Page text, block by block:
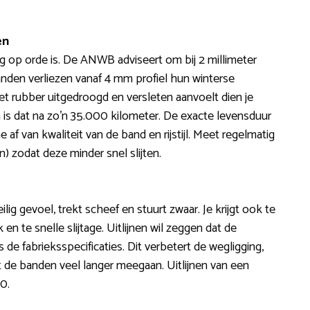
orde is. De ANWB adviseert om bij 2 millimeter
verliezen vanaf 4 mm profiel hun winterse
rubber uitgedroogd en versleten aanvoelt dien je
dat na zo’n 35.000 kilometer. De exacte levensduur
van kwaliteit van de band en rijstijl. Meet regelmatig
zodat deze minder snel slijten.
gevoel, trekt scheef en stuurt zwaar. Je krijgt ook te
te snelle slijtage. Uitlijnen wil zeggen dat de
fabrieksspecificaties. Dit verbetert de wegligging,
banden veel langer meegaan. Uitlijnen van een